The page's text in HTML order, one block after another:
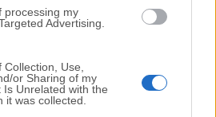
processing my
Advertising.
Use,
or Sharing of my
Unrelated with the
it was collected.